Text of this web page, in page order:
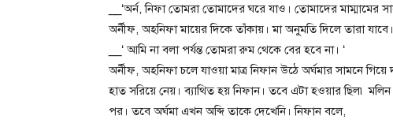
__‘অর্ন, নিফা তোমরা তোমাদের ঘরে যাও। তোমাদের মাম্মামের
অর্নীফ, অহনিফা মায়ের দিকে তাঁকায়। মা অনুমতি দিলে তারা
__‘ আমি না বলা পর্যন্ত তোমরা রুম থেকে বের হবে না। ‘
অর্নীফ, অহনিফা চলে যাওয়া মাত্র নিফান উঠে অর্ঘমার সামনে
হাত সরিয়ে নেয়। ব্যাথিত হয় নিফান। তবে এটা হওয়ার ছিল৷
পর। তবে অর্ঘমা এখন অব্দি তাকে দেখেনি। নিফান বলে,